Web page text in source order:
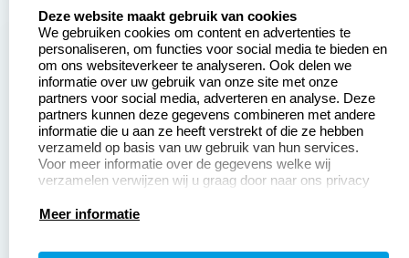
Aanvraag op maat
Betaling &
Verzending
Wederverkoper
worden
Contact opnemen
Veel gestelde vragen
Retourneren
Herroepingsrecht
Productinformatie:
Deze website maakt gebruik van cookies
We gebruiken cookies om content en advertenties te
personaliseren, om functies voor social media te bieden en
om ons websiteverkeer te analyseren. Ook delen we
informatie over uw gebruik van onze site met onze
partners voor social media, adverteren en analyse. Deze
partners kunnen deze gegevens combineren met andere
informatie die u aan ze heeft verstrekt of die ze hebben
verzameld op basis van uw gebruik van hun services.
Voor meer informatie over de gegevens welke wij
verzamelen verwijzen wij u graag door naar ons privacy
Meer informatie